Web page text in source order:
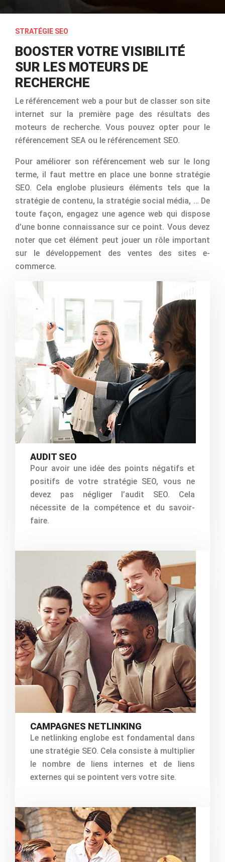
STRATÉGIE SEO
BOOSTER VOTRE VISIBILITÉ
SUR LES MOTEURS DE
RECHERCHE
Le référencement web a pour but de classer son site
internet sur la première page des résultats des
moteurs de recherche. Vous pouvez opter pour le
référencement SEA ou le référencement SEO.
Pour améliorer son référencement web sur le long
terme, il faut mettre en place une bonne stratégie
SEO. Cela englobe plusieurs éléments tels que la
stratégie de contenu, la stratégie social média, … De
toute façon, engagez une agence web qui dispose
d’une bonne connaissance sur ce point. Vous devez
noter que cet élément peut jouer un rôle important
sur le développement des ventes des sites e-
commerce.
AUDIT SEO
Pour avoir une idée des points négatifs et
positifs de votre stratégie SEO, vous ne
devez pas négliger l’audit SEO. Cela
nécessite de la compétence et du savoir-
faire.
CAMPAGNES NETLINKING
Le netlinking englobe est fondamental dans
une stratégie SEO. Cela consiste à multiplier
le nombre de liens internes et de liens
externes qui se pointent vers votre site.